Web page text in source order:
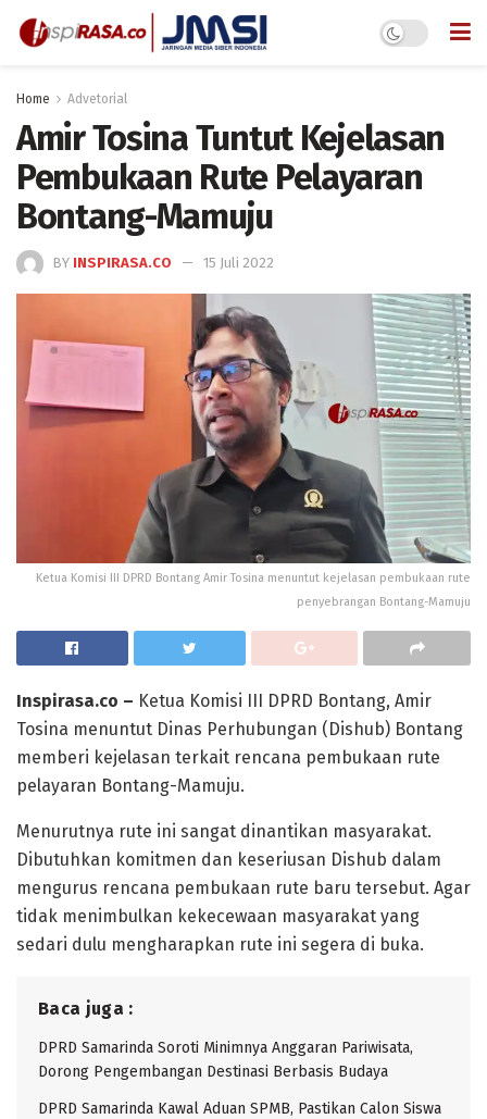
Home Advetorial
Amir Tosina Tuntut Kejelasan
Pembukaan Rute Pelayaran
Bontang-Mamuju
BY INSPIRASA.CO 15 Juli 2022
Ketua Komisi III DPRD Bontang Amir Tosina menuntut kejelasan pembukaan rute
penyebrangan Bontang-Mamuju
Inspirasa.co – Ketua Komisi III DPRD Bontang, Amir
Tosina menuntut Dinas Perhubungan (Dishub) Bontang
memberi kejelasan terkait rencana pembukaan rute
pelayaran Bontang-Mamuju.
Menurutnya rute ini sangat dinantikan masyarakat.
Dibutuhkan komitmen dan keseriusan Dishub dalam
mengurus rencana pembukaan rute baru tersebut. Agar
tidak menimbulkan kekecewaan masyarakat yang
sedari dulu mengharapkan rute ini segera di buka.
Baca juga :
DPRD Samarinda Soroti Minimnya Anggaran Pariwisata,
Dorong Pengembangan Destinasi Berbasis Budaya
DPRD Samarinda Kawal Aduan SPMB, Pastikan Calon Siswa